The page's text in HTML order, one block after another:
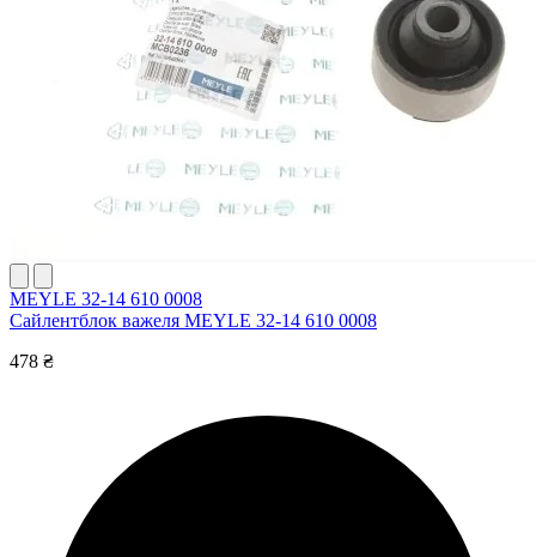
MEYLE 32-14 610 0008
Сайлентблок важеля MEYLE 32-14 610 0008
478 ₴